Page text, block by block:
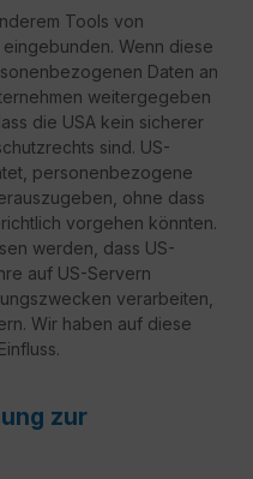
Tools von
eingebunden. Wenn diese
Daten an
weitergegeben
die USA kein sicherer
sind. US-
personenbezogene
ohne dass
vorgehen könnten.
werden, dass US-
auf US-Servern
verarbeiten,
Wir haben auf diese
zur